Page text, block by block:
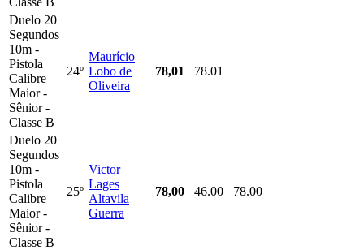
Duelo 20
Segundos
10m -
Pistola
Calibre
Maior -
Sênior -
Classe B
24º
Maurício
Lobo de
Oliveira
78,01 78.01
Duelo 20
Segundos
10m -
Pistola
Calibre
Maior -
Sênior -
Classe B
25º
Victor
Lages
Altavila
Guerra
78,00 46.00 78.00